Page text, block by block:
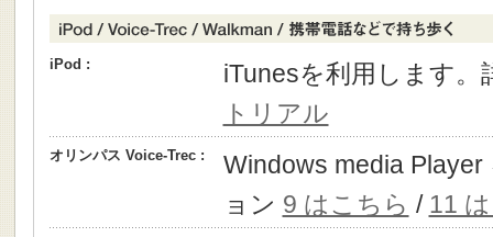
iPod :
iTunesを利用します
トリアル
オリンパス Voice-Trec :
Windows media
ョン 9 はこちら / 11